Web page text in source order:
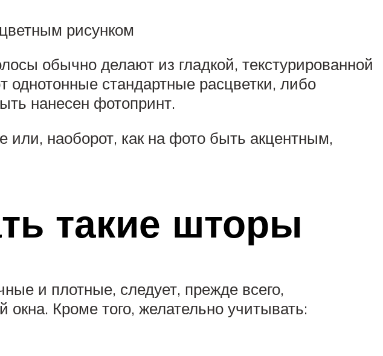
рисунком
обычно делают из гладкой, текстурированной
однотонные стандартные расцветки, либо
нанесен фотопринт.
наоборот, как на фото быть акцентным,
такие шторы
и плотные, следует, прежде всего,
окна. Кроме того, желательно учитывать: